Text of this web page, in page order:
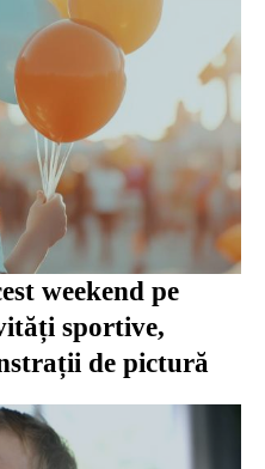
weekend pe
sportive,
de pictură